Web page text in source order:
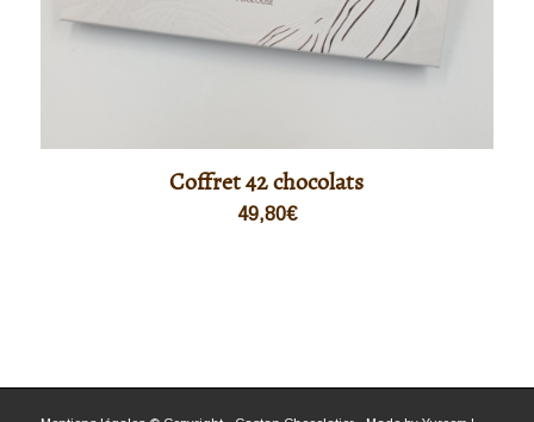
Coffret 42 chocolats
49,80€